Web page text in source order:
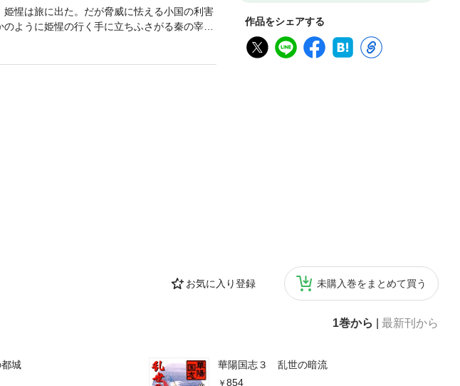
作品をシェアする
お気に入り登録 未購入巻をまとめて買う
1巻から 最新刊から
城
華陽国志３ 乱世の暗流
854
惺は旅に出た。だが脅威に怯える小国の利害
ように姫惺の行く手に立ちふさがる秦の宰相
のか!? ２１５ページ